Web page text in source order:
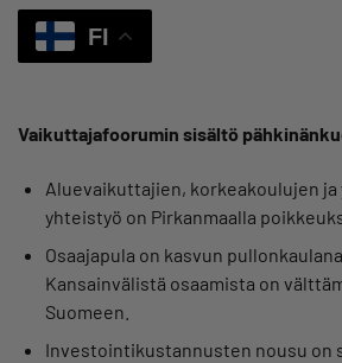
FI
Vaikuttajafoorumin sisältö
Aluevaikuttajien, korkeakoulujen
yhteistyö on Pirkanmaalla
Osaajapula on kasvun
Kansainvälistä osaamista on
Suomeen.
Investointikustannusten nousu on